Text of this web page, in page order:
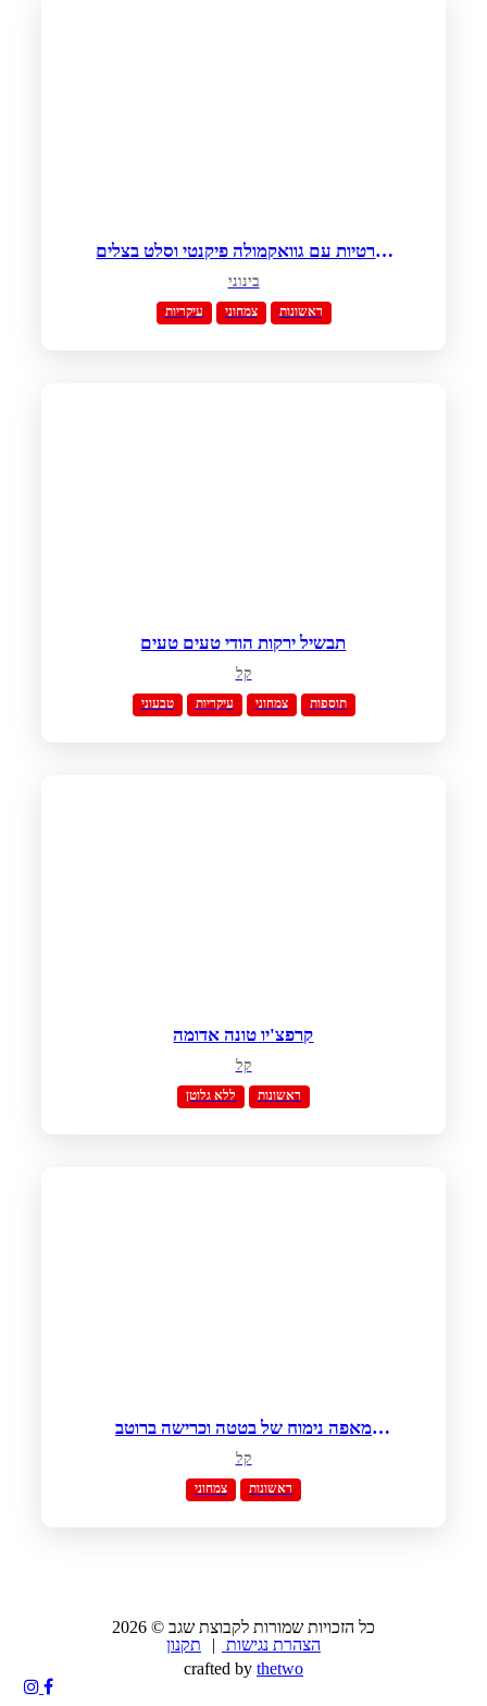
טורטיות עם גוואקמולה פיקנטי וסלט בצלים
סגולים
בינוני
עיקריות צמחוני ראשונות
תבשיל ירקות הודי טעים טעים
קל
טבעוני עיקריות צמחוני תוספות
קרפצ'יו טונה אדומה
קל
ללא גלוטן ראשונות
מאפה נימוח של בטטה וכרישה ברוטב
שמנת חמוצה ועירית
קל
צמחוני ראשונות
2026 © כל הזכויות שמורות לקבוצת שגב
הצהרת נגישות
|
תקנון
crafted by thetwo